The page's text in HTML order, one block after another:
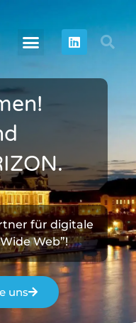
für digitale
Web”!
uns